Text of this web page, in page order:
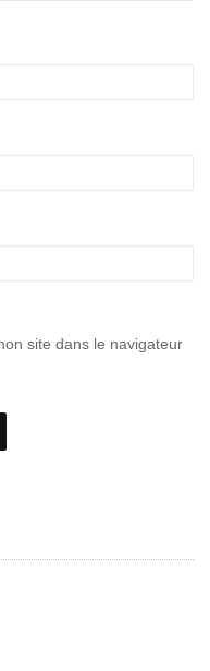
site dans le navigateur